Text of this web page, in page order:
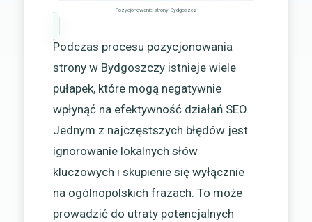
Pozycjonowanie strony Bydgoszcz
Podczas procesu pozycjonowania
strony w Bydgoszczy istnieje wiele
pułapek, które mogą negatywnie
wpłynąć na efektywność działań SEO.
Jednym z najczęstszych błędów jest
ignorowanie lokalnych słów
kluczowych i skupienie się wyłącznie
na ogólnopolskich frazach. To może
prowadzić do utraty potencjalnych